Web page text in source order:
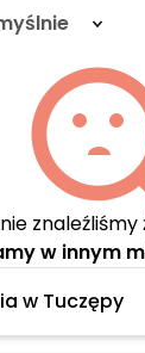
w innym
w Tuczępy